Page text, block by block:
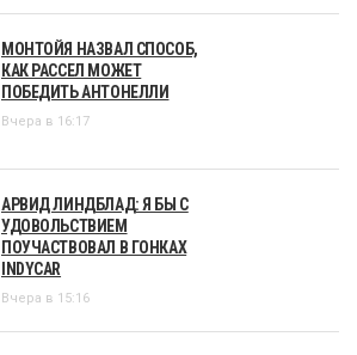
МОНТОЙЯ НАЗВАЛ СПОСОБ,
КАК РАССЕЛ МОЖЕТ
ПОБЕДИТЬ АНТОНЕЛЛИ
Вчера в 16:17
АРВИД ЛИНДБЛАД: Я БЫ С
УДОВОЛЬСТВИЕМ
ПОУЧАСТВОВАЛ В ГОНКАХ
INDYCAR
Вчера в 15:16